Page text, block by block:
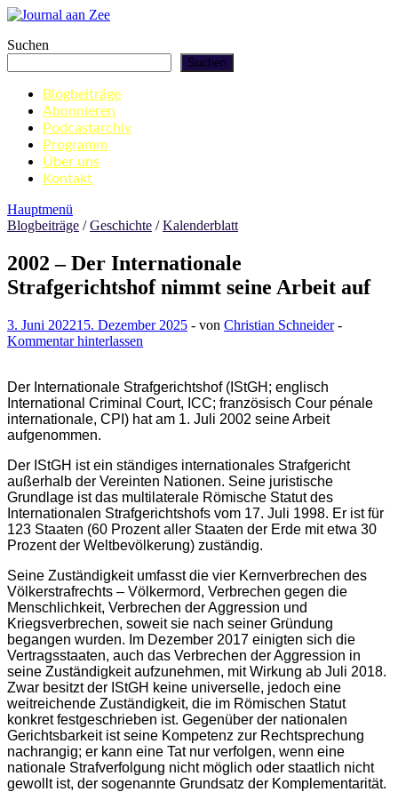
Zum
springen
Journal aan Zee
Suchen
Suchen
Blogbeiträge
Abonnieren
Podcastarchiv
Programm
Über uns
Kontakt
Hauptmenü
Blogbeiträge /Geschichte /Kalenderblatt
2002 – Der Internationale
Strafgerichtshof nimmt seine Arbeit auf
3. Juni 202215. Dezember 2025 - von Christian Schneider-
Kommentar hinterlassen
Der Internationale Strafgerichtshof (IStGH; englisch
International Criminal Court, ICC; französisch Cour pénale
internationale, CPI) hat am 1. Juli 2002 seine Arbeit
aufgenommen.
Der IStGH ist ein ständiges internationales Strafgericht
außerhalb der Vereinten Nationen. Seine juristische
Grundlage ist das multilaterale Römische Statut des
Internationalen Strafgerichtshofs vom 17. Juli 1998. Er ist für
123 Staaten (60 Prozent aller Staaten der Erde mit etwa 30
Prozent der Weltbevölkerung) zuständig.
Seine Zuständigkeit umfasst die vier Kernverbrechen des
Völkerstrafrechts – Völkermord, Verbrechen gegen die
Menschlichkeit, Verbrechen der Aggression und
Kriegsverbrechen, soweit sie nach seiner Gründung
begangen wurden. Im Dezember 2017 einigten sich die
Vertragsstaaten, auch das Verbrechen der Aggression in
seine Zuständigkeit aufzunehmen, mit Wirkung ab Juli 2018.
Zwar besitzt der IStGH keine universelle, jedoch eine
weitreichende Zuständigkeit, die im Römischen Statut
konkret festgeschrieben ist. Gegenüber der nationalen
Gerichtsbarkeit ist seine Kompetenz zur Rechtsprechung
nachrangig; er kann eine Tat nur verfolgen, wenn eine
nationale Strafverfolgung nicht möglich oder staatlich nicht
gewollt ist, der sogenannte Grundsatz der Komplementarität.